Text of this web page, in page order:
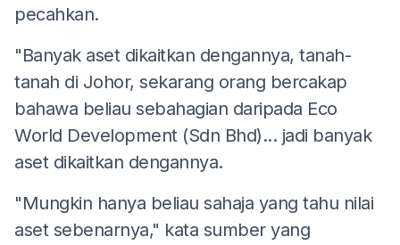
pecahkan.
"Banyak aset dikaitkan dengannya, tanah-
tanah di Johor, sekarang orang bercakap
bahawa beliau sebahagian daripada Eco
World Development (Sdn Bhd)... jadi banyak
aset dikaitkan dengannya.
"Mungkin hanya beliau sahaja yang tahu nilai
aset sebenarnya," kata sumber yang